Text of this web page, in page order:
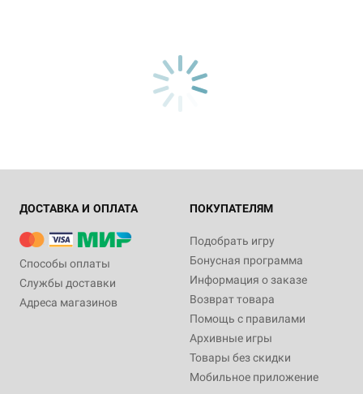
ДОСТАВКА И ОПЛАТА
Способы оплаты
Службы доставки
Адреса магазинов
ПОКУПАТЕЛЯМ
Подобрать игру
Бонусная программа
Информация о заказе
Возврат товара
Помощь с правилами
Архивные игры
Товары без скидки
Мобильное приложение